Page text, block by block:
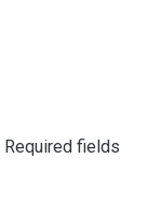
Required fields